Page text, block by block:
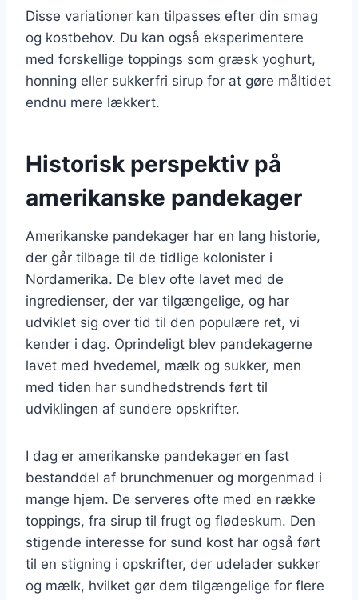
Disse variationer kan tilpasses efter din smag
og kostbehov. Du kan også eksperimentere
med forskellige toppings som græsk yoghurt,
honning eller sukkerfri sirup for at gøre måltidet
endnu mere lækkert.
Historisk perspektiv på
amerikanske pandekager
Amerikanske pandekager har en lang historie,
der går tilbage til de tidlige kolonister i
Nordamerika. De blev ofte lavet med de
ingredienser, der var tilgængelige, og har
udviklet sig over tid til den populære ret, vi
kender i dag. Oprindeligt blev pandekagerne
lavet med hvedemel, mælk og sukker, men
med tiden har sundhedstrends ført til
udviklingen af sundere opskrifter.
I dag er amerikanske pandekager en fast
bestanddel af brunchmenuer og morgenmad i
mange hjem. De serveres ofte med en række
toppings, fra sirup til frugt og flødeskum. Den
stigende interesse for sund kost har også ført
til en stigning i opskrifter, der udelader sukker
og mælk, hvilket gør dem tilgængelige for flere